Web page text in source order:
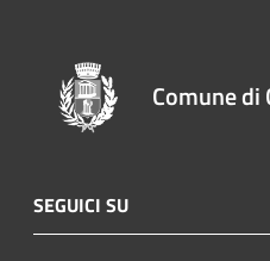
Comune di
SEGUICI SU